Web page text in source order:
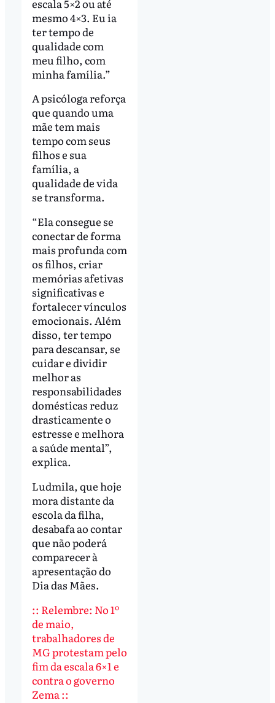
escala 5×2 ou até
mesmo 4×3. Eu ia
ter tempo de
qualidade com
meu filho, com
minha família.”
A psicóloga reforça
que quando uma
mãe tem mais
tempo com seus
filhos e sua
família, a
qualidade de vida
se transforma.
“Ela consegue se
conectar de forma
mais profunda com
os filhos, criar
memórias afetivas
significativas e
fortalecer vínculos
emocionais. Além
disso, ter tempo
para descansar, se
cuidar e dividir
melhor as
responsabilidades
domésticas reduz
drasticamente o
estresse e melhora
a saúde mental”,
explica.
Ludmila, que hoje
mora distante da
escola da filha,
desabafa ao contar
que não poderá
comparecer à
apresentação do
Dia das Mães.
:: Relembre: No 1º
de maio,
trabalhadores de
MG protestam pelo
fim da escala 6×1 e
contra o governo
Zema ::